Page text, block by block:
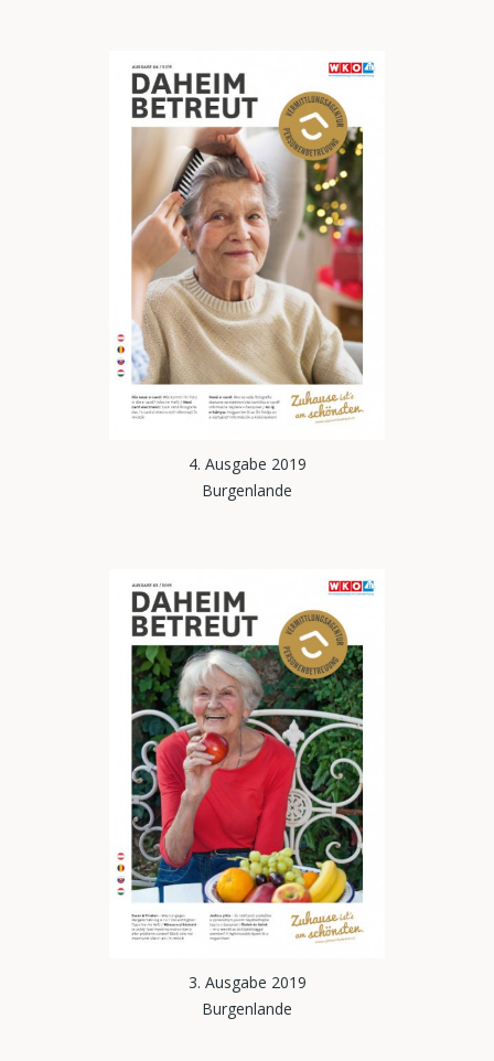
4. Ausgabe 2019
Burgenlande
3. Ausgabe 2019
Burgenlande